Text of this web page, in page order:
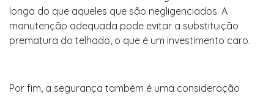
longa do que aqueles que são negligenciados. A
manutenção adequada pode evitar a substituição
prematura do telhado, o que é um investimento caro.
Por fim, a segurança também é uma consideração